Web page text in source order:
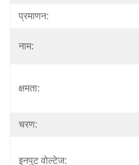
प्रमाणन:
नाम:
क्षमता:
चरण:
इनपुट वोल्टेज: